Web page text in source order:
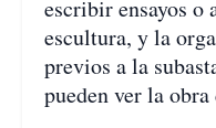
escribir ensayos o
escultura, y la
previos a la
pueden ver la